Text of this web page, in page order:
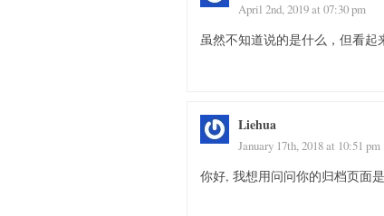
April 2nd, 2019 at 07:30 pm
虽然不知道说的是什么，但看起
Liehua
January 17th, 2018 at 10:51 pm
你好, 我想用问问你的归档页面